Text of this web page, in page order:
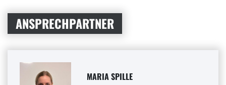
ANSPRECHPARTNER
MARIA SPILLE